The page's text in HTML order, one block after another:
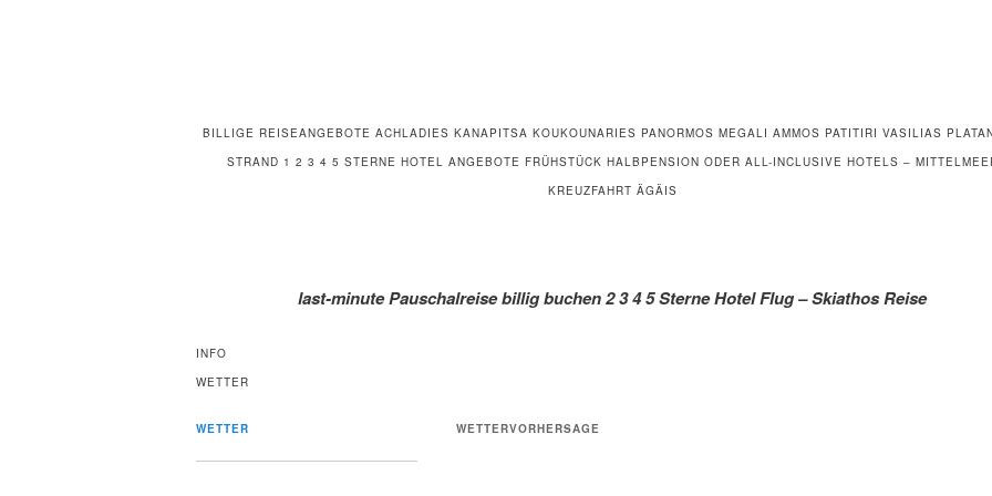
BILLIGE REISEANGEBOTE ACHLADIES KANAPITSA KOUKOUNARIES PANORMOS MEGALI AMMOS PATITIRI VASILIAS
STRAND 1 2 3 4 5 STERNE HOTEL ANGEBOTE FRÜHSTÜCK HALBPENSION ODER ALL-INCLUSIVE HOTELS –
KREUZFAHRT ÄGÄIS
last-minute Pauschalreise billig buchen 2 3 4 5 Sterne Hotel Flug – Skiathos Reise
INFO
WETTER
WETTER WETTERVORHERSAGE